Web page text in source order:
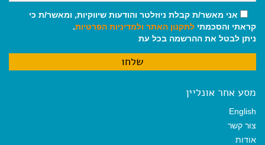
אני מאשר/ת קבלת ניוזלטר והודעות שיווקיות, ומאשר/ת כי
קראתי והסכמתי לתקנון האתר ולמדיניות הפרטיות.
ניתן לבטל את ההרשמה בכל עת
מסע אחר אונליין
English
צור קשר
אודות